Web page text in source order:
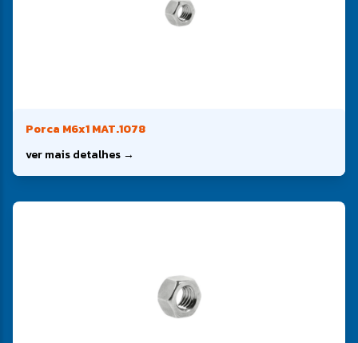
Porca M6x1 MAT.1078
ver mais detalhes →